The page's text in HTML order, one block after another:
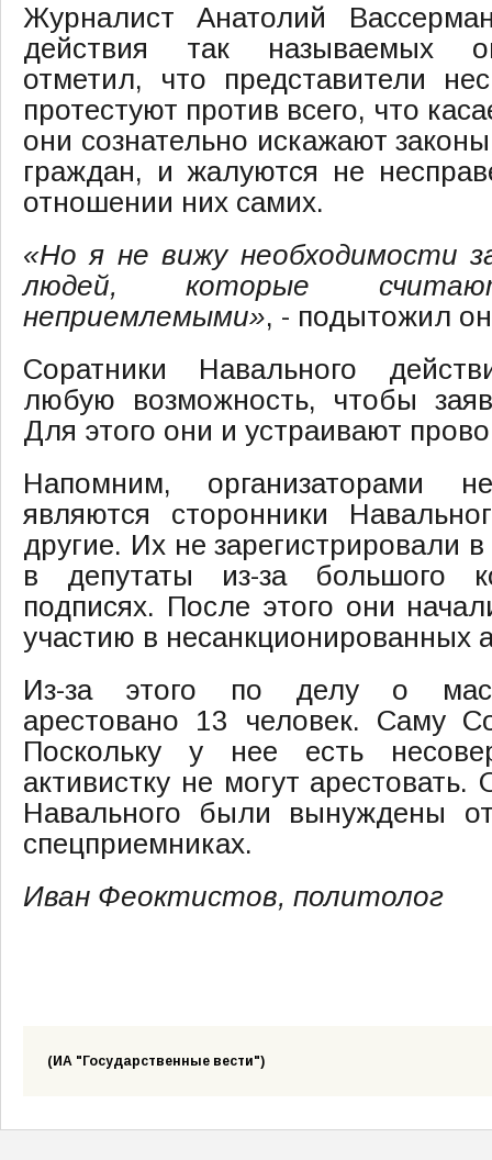
Журналист Анатолий
действия так называемых
отметил, что представители
протестуют против всего, что
они сознательно искажают
граждан, и жалуются не
отношении них самих.
«Но я не вижу необходимости
людей, которые
неприемлемыми», - подытожил
Соратники Навального
любую возможность, чтобы
Для этого они и устраивают
Напомним, организаторами
являются сторонники
другие. Их не зарегистрировали
в депутаты из-за большого
подписях. После этого они
участию в несанкционированных
Из-за этого по делу о
арестовано 13 человек. Саму
Поскольку у нее есть
активистку не могут
Навального были вынуждены
спецприемниках.
Иван Феоктистов, политолог
(ИА "Государственные вести")